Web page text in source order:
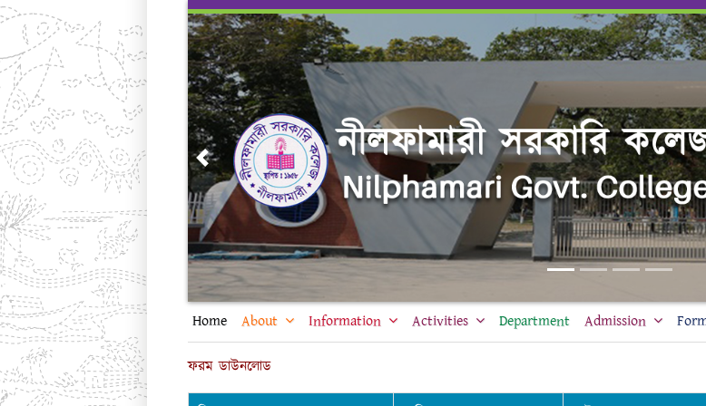
Skip
content
Previous
Home About Information Activities Department Admission
ফরম ডাউনলোড